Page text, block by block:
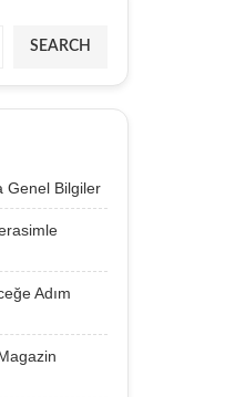
SEARCH
Genel Bilgiler
Adım